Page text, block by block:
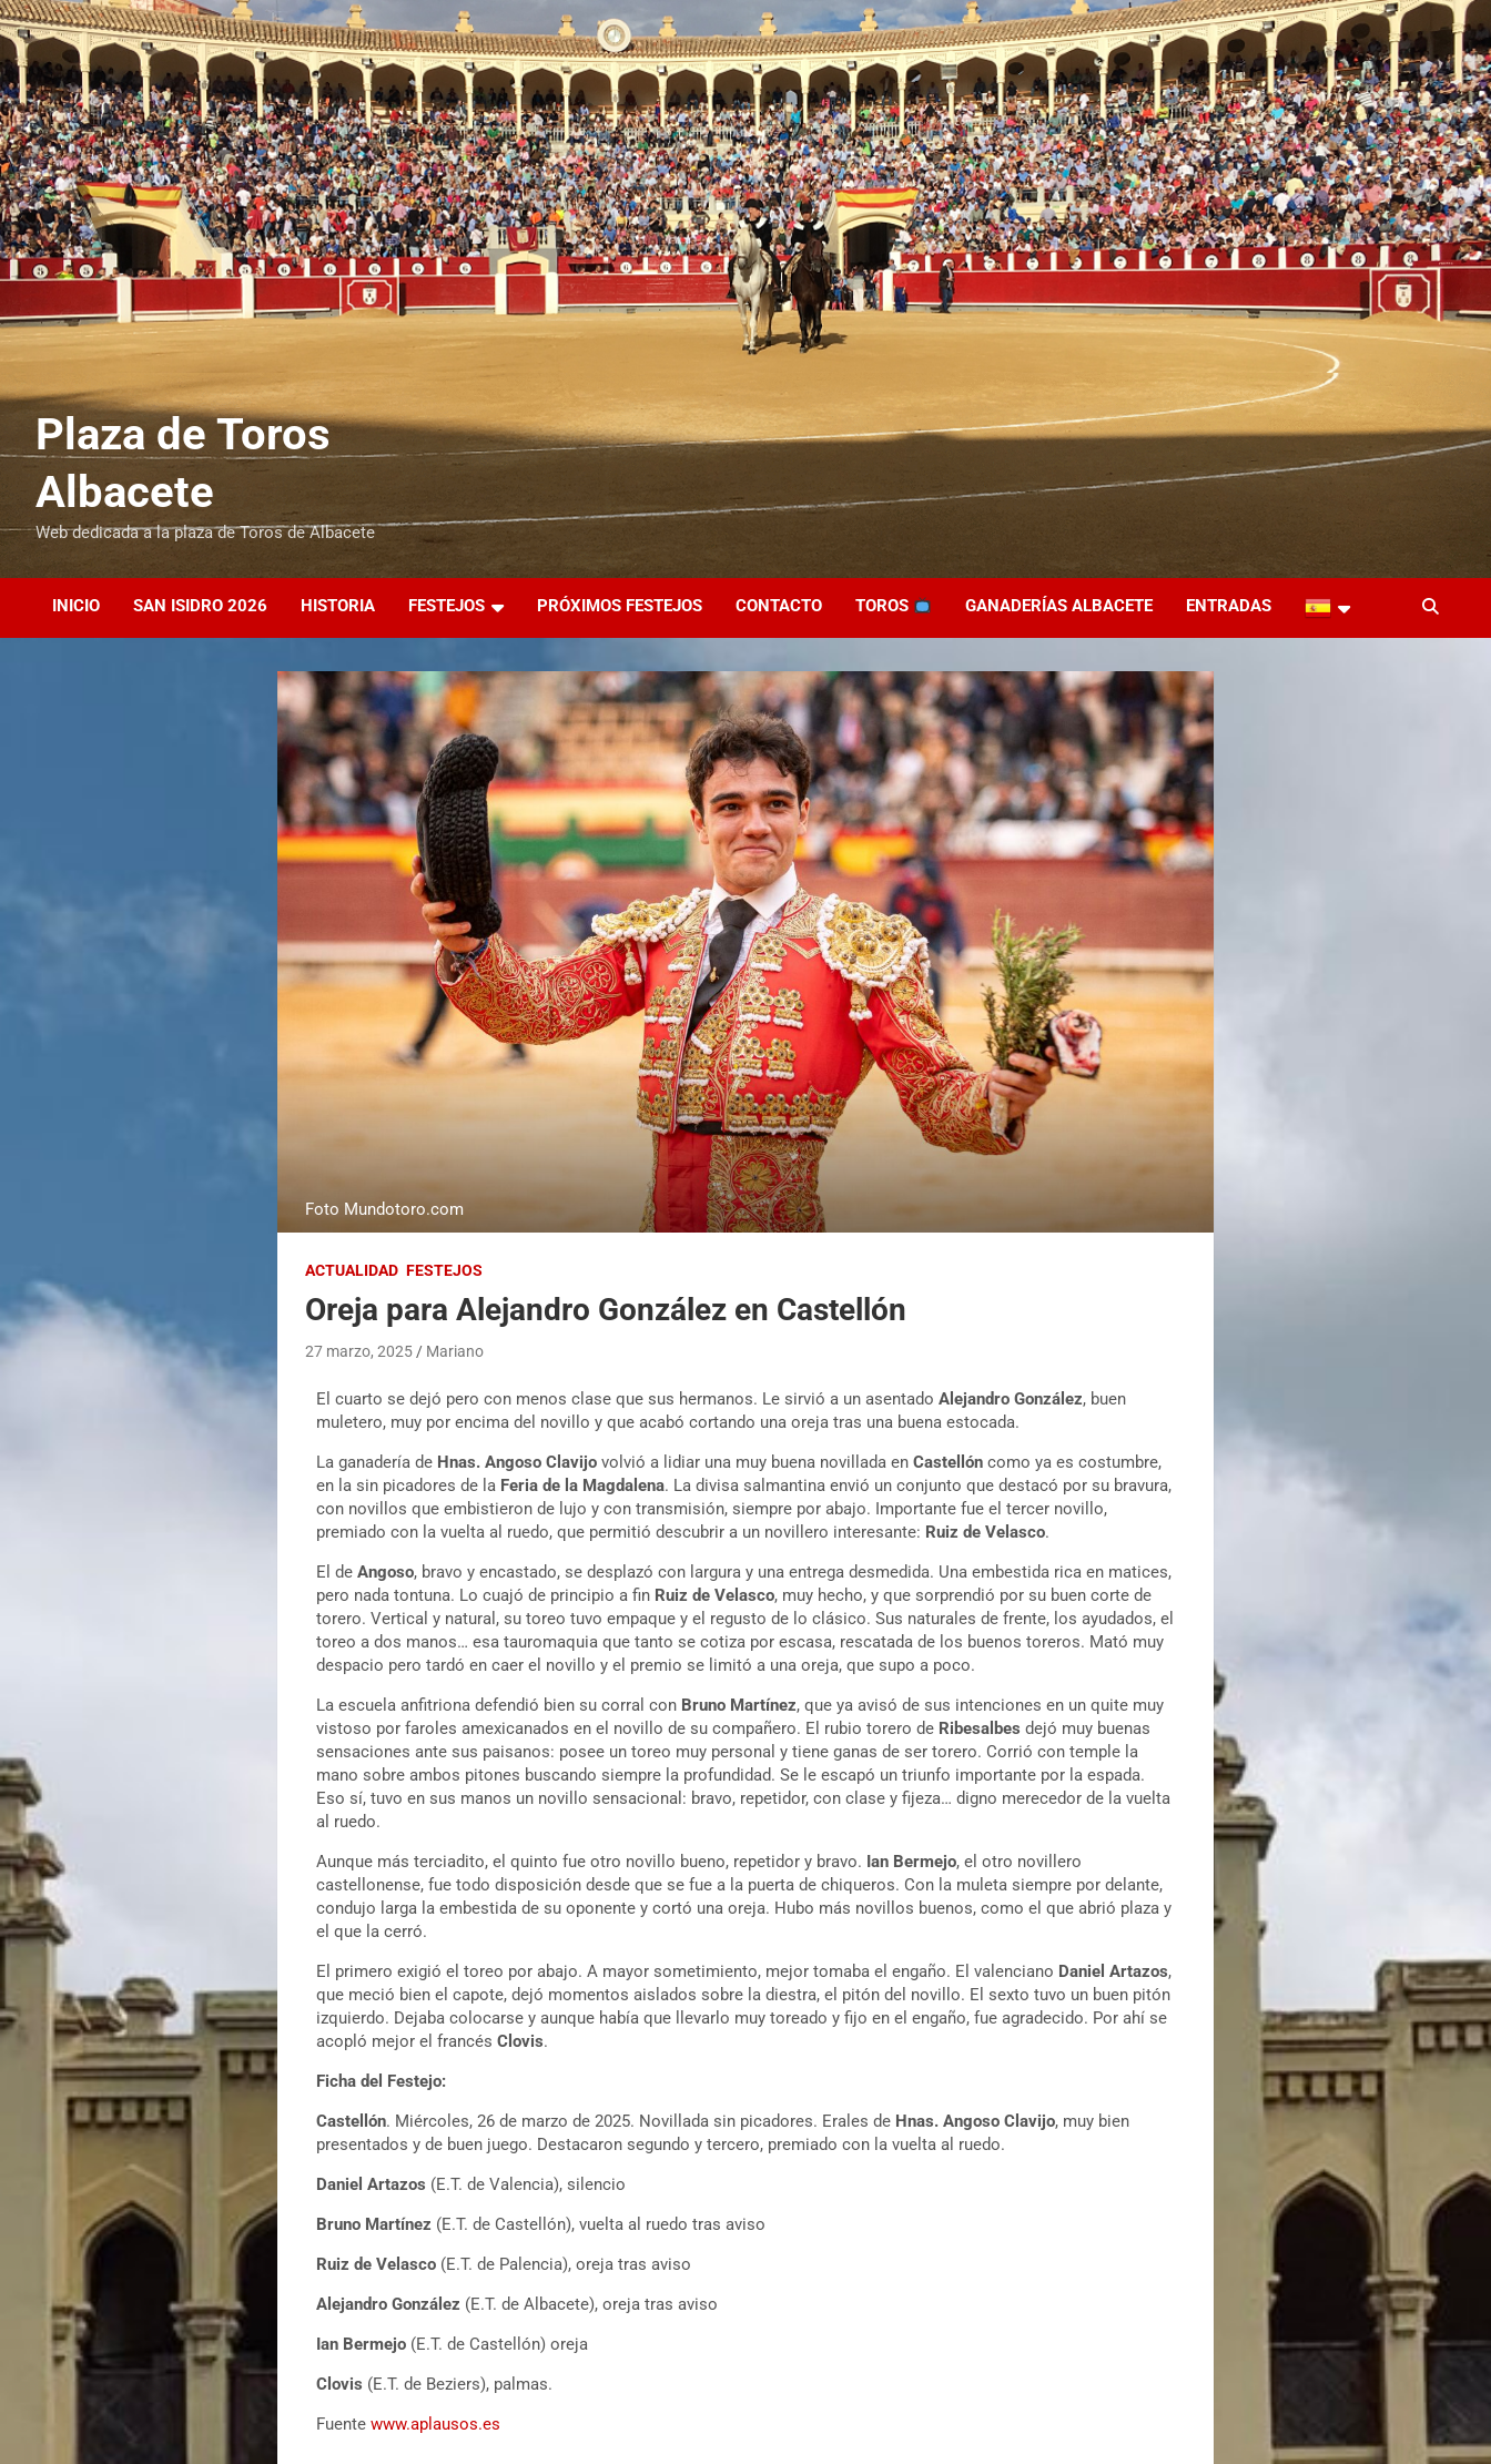
Plaza de Toros
Albacete
Web dedicada a la plaza de Toros de Albacete
INICIO SAN ISIDRO 2026 HISTORIA FESTEJOS PRÓXIMOS FESTEJOS CONTACTO TOROS GANADERÍAS ALBACETE ENTRADAS
Foto Mundotoro.com
ACTUALIDAD FESTEJOS
Oreja para Alejandro González en Castellón
27 marzo, 2025 Mariano
El cuarto se dejó pero con menos clase que sus hermanos. Le sirvió a un asentadoAlejandro González, buen
muletero, muy por encima del novillo y que acabó cortando una oreja tras una buena estocada.
La ganadería de Hnas. Angoso Clavijo volvió a lidiar una muy buena novillada enCastellón como ya es costumbre,
en la sin picadores de la Feria de la Magdalena. La divisa salmantina envió un conjunto que destacó por su bravura,
con novillos que embistieron de lujo y con transmisión, siempre por abajo. Importante fue el tercer novillo,
premiado con la vuelta al ruedo, que permitió descubrir a un novillero interesante: Ruiz de Velasco.
El deAngoso, bravo y encastado, se desplazó con largura y una entrega desmedida. Una embestida rica en matices,
pero nada tontuna. Lo cuajó de principio a fin Ruiz de Velasco, muy hecho, y que sorprendió por su buen corte de
torero. Vertical y natural, su toreo tuvo empaque y el regusto de lo clásico. Sus naturales de frente, los ayudados, el
toreo a dos manos… esa tauromaquia que tanto se cotiza por escasa, rescatada de los buenos toreros. Mató muy
despacio pero tardó en caer el novillo y el premio se limitó a una oreja, que supo a poco.
La escuela anfitriona defendió bien su corral con Bruno Martínez, que ya avisó de sus intenciones en un quite muy
vistoso por faroles amexicanados en el novillo de su compañero. El rubio torero de Ribesalbes dejó muy buenas
sensaciones ante sus paisanos: posee un toreo muy personal y tiene ganas de ser torero. Corrió con temple la
mano sobre ambos pitones buscando siempre la profundidad. Se le escapó un triunfo importante por la espada.
Eso sí, tuvo en sus manos un novillo sensacional: bravo, repetidor, con clase y fijeza… digno merecedor de la vuelta
al ruedo.
Aunque más terciadito, el quinto fue otro novillo bueno, repetidor y bravo. Ian Bermejo, el otro novillero
castellonense, fue todo disposición desde que se fue a la puerta de chiqueros. Con la muleta siempre por delante,
condujo larga la embestida de su oponente y cortó una oreja. Hubo más novillos buenos, como el que abrió plaza y
el que la cerró.
El primero exigió el toreo por abajo. A mayor sometimiento, mejor tomaba el engaño. El valenciano Daniel Artazos,
que meció bien el capote, dejó momentos aislados sobre la diestra, el pitón del novillo. El sexto tuvo un buen pitón
izquierdo. Dejaba colocarse y aunque había que llevarlo muy toreado y fijo en el engaño, fue agradecido. Por ahí se
acopló mejor el francésClovis.
Ficha del Festejo:
Castellón. Miércoles, 26 de marzo de 2025. Novillada sin picadores. Erales de Hnas. Angoso Clavijo, muy bien
presentados y de buen juego. Destacaron segundo y tercero, premiado con la vuelta al ruedo.
Daniel Artazos (E.T. de Valencia), silencio
Bruno Martínez (E.T. de Castellón), vuelta al ruedo tras aviso
Ruiz de Velasco (E.T. de Palencia), oreja tras aviso
Alejandro González (E.T. de Albacete), oreja tras aviso
Ian Bermejo (E.T. de Castellón) oreja
Clovis (E.T. de Beziers), palmas.
Fuentewww.aplausos.es